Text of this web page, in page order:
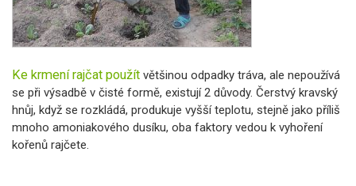
Ke krmení rajčat použít většinou odpadky tráva, ale nepoužívá
se při výsadbě v čisté formě, existují 2 důvody. Čerstvý kravský
hnůj, když se rozkládá, produkuje vyšší teplotu, stejně jako příliš
mnoho amoniakového dusíku, oba faktory vedou k vyhoření
kořenů rajčete.